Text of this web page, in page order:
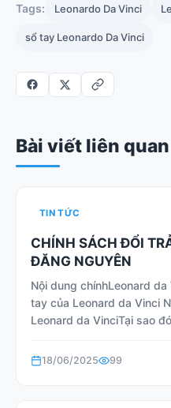
Tags: Leonardo Da Vinci
sổ tay Leonardo Da Vinci
Bài viết liên quan
TIN TỨC
CHÍNH SÁCH ĐỔI
ĐĂNG NGUYÊN
Nội dung chínhLeonard
tay của Leonard da Vinci
Leonard da VinciTại sao
18/06/2025 99